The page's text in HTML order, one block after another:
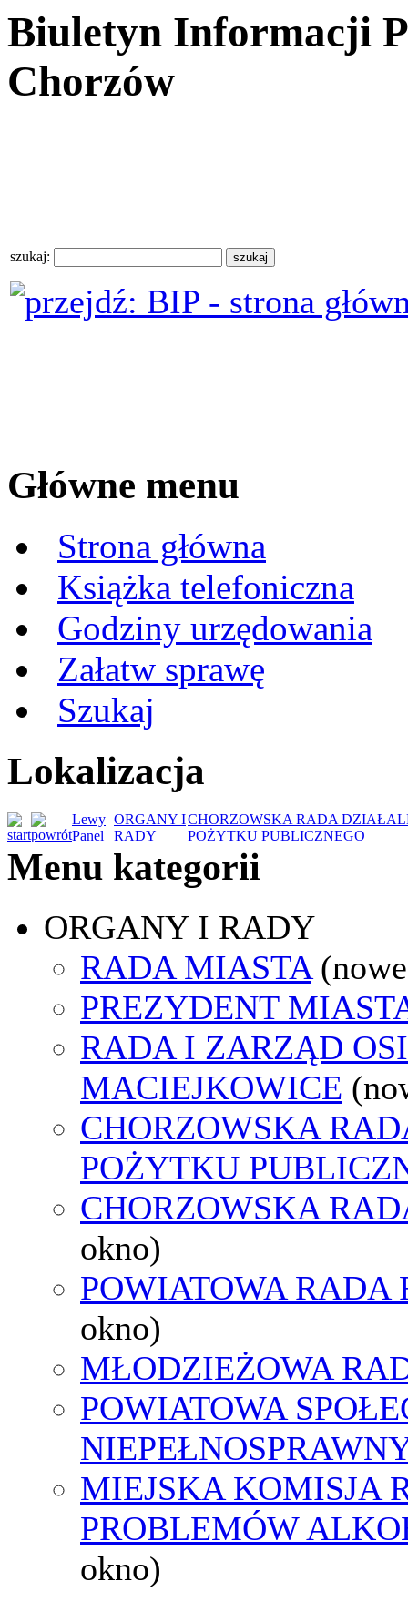
Biuletyn Informacji
Chorzów
szukaj:
Główne menu
Strona główna
Książka telefoniczna
Godziny urzędowania
Załatw sprawę
Szukaj
Lokalizacja
Lewy
Panel
ORGANY I
RADY
CHORZOWSKA RADA
POŻYTKU PUBLICZNEGO
Menu kategorii
ORGANY I RADY
RADA MIASTA
PREZYDENT
RADA I ZARZĄD
MACIEJKOWICE
CHORZOWSKA
POŻYTKU
CHORZOWSKA
okno)
POWIATOWA RADA
okno)
MŁODZIEŻOWA
POWIATOWA
MIEJSKA KOMISJA
PROBLEMÓW
okno)